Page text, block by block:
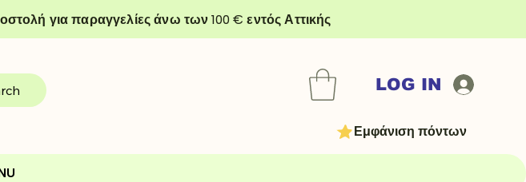
για παραγγελίες άνω των 100 € εντός Αττικής
LOG IN
Εμφάνιση πόντων